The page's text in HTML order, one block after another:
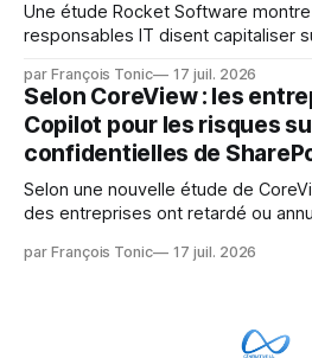
Une étude Rocket Software
responsables IT disent capitaliser
pression sur les usages et l'investissement.
révèle un écart entre l'ambition et
par François Tonic 17 juil. 2026
Selon CoreView : les
Copilot pour les risques
confidentielles de
Selon une nouvelle étude de
des entreprises ont retardé ou
données confidentielles de
par François Tonic 17 juil. 2026